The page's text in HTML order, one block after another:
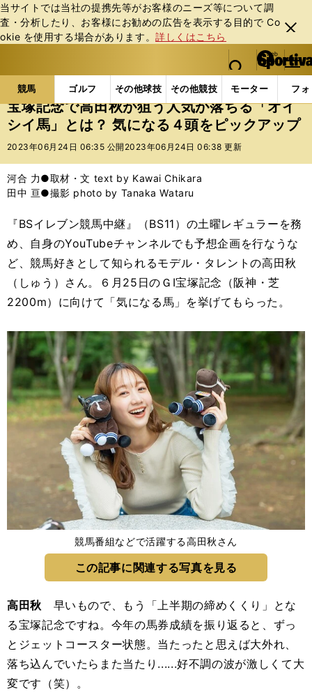
当サイトでは当社の提携先等がお客様のニーズ等について調
査・分析したり、お客様にお勧めの広告を表⽰する⽬的で Co
okie を使⽤する場合があります。詳しくはこちら
閉じ
る
web Sportiva (webスポルティーバ)
検索
マイペ
ー
ジ
メニュ
競馬 ゴルフ その他球技 その他競技 モーター フ
b
ス
ポ
ル
バ
競馬の記事一覧 競馬 宝塚記念で高田秋が狙う人気
宝塚記念で高田秋が狙う人気が落ちる「オイ
シイ馬」とは？ 気になる４頭をピックアップ
2023年06月24日 06:35 公開 2023年06月24日 06:38 更新
河合 力●取材・文 text by Kawai Chikara
田中 亘●撮影 photo by Tanaka Wataru
『BSイレブン競馬中継』（BS11）の土曜レギュラーを務
め、自身のYouTubeチャンネルでも予想企画を行なうな
ど、競馬好きとして知られるモデル・タレントの高田秋
（しゅう）さん。６月25日のＧⅠ宝塚記念（阪神・芝
2200m）に向けて「気になる馬」を挙げてもらった。
競馬番組などで活躍する高田秋さん
この記事に関連する写真を見る
高田秋 早いもので、もう「上半期の締めくくり」とな
る宝塚記念ですね。今年の馬券成績を振り返ると、ずっ
とジェットコースター状態。当たったと思えば大外れ、
落ち込んでいたらまた当たり......好不調の波が激しくて大
変です（笑）。